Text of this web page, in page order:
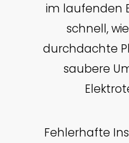
im laufenden
schnell,
durchdachte
saubere
Fehlerhafte